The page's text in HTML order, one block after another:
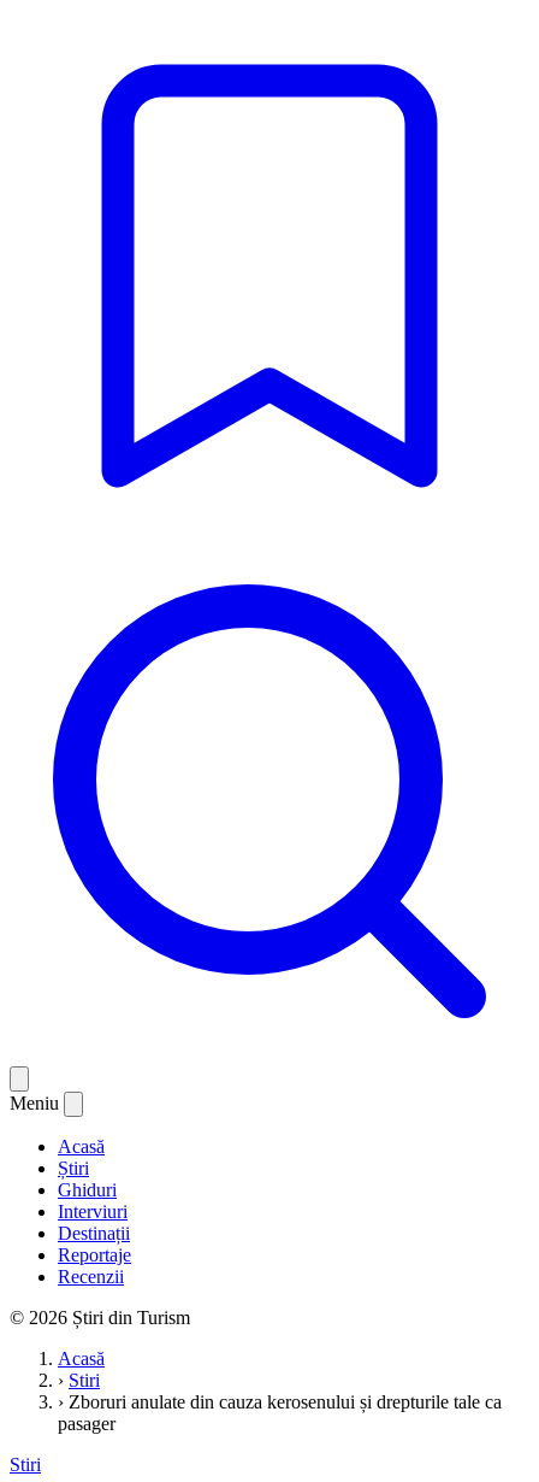
Meniu
Acasă
Știri
Ghiduri
Interviuri
Destinații
Reportaje
Recenzii
© 2026 Știri din Turism
Acasă
› Stiri
› Zboruri anulate din cauza kerosenului și drepturile tale ca
pasager
Stiri